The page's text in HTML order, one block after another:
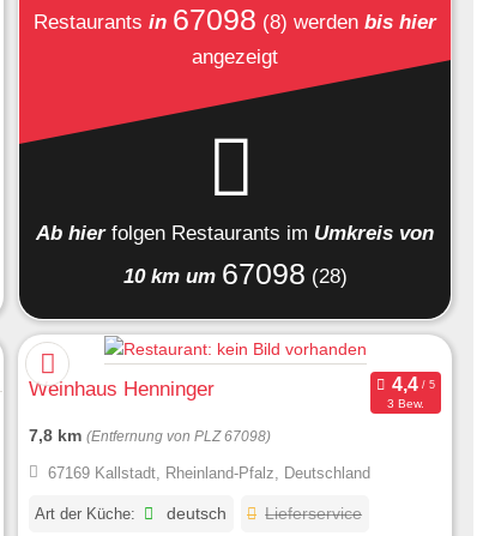
Restaurants in 67098 (8) werden bis hier
angezeigt
Ab hier folgen Restaurants im Umkreis von
10 km um 67098 (28)
Weinhaus Henninger
3 Bew.
7,8 km (Entfernung von PLZ 67098)
67169 Kallstadt, Rheinland-Pfalz, Deutschland
Art der Küche: deutsch Lieferservice